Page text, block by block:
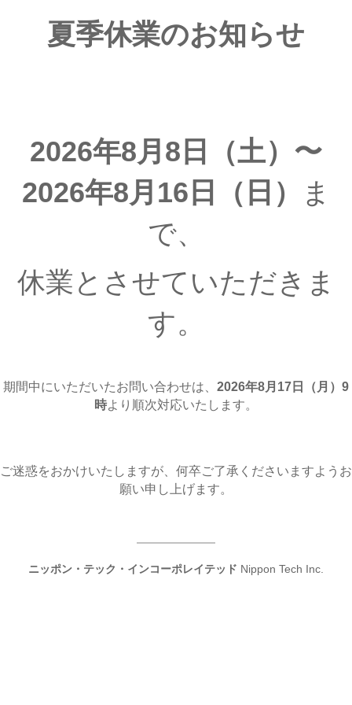
夏季休業のお知らせ
2026年8月8日（土）〜
2026年8月16日（日）
ま
で、
休業とさせていただきま
す。
期間中にいただいたお問い合わせは、 2026年8月17日（月 ）9
時より順次対応いたします。
ご迷惑をおかけいたしますが、何卒ご了承くださいますようお
願い申し上げます。
ニッポン・テック・インコーポレイテッド Nippon Tech Inc.